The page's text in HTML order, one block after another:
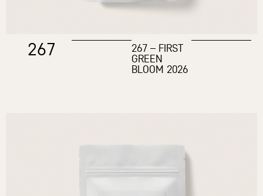
267 267 – FIRST
GREEN
BLOOM 2026